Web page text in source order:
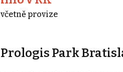
včetně provize
Prologis Park